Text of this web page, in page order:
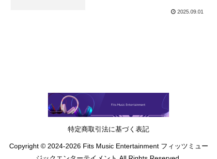
2025.09.01
特定商取引法に基づく表記
Copyright © 2024-2026 Fits Music Entertainment フィッツミュー